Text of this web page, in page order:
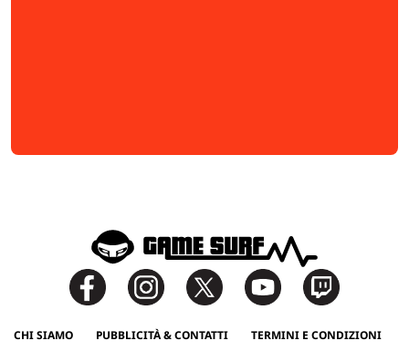
CHI SIAMO PUBBLICITÀ & CONTATTI TERMINI E CONDIZIONI